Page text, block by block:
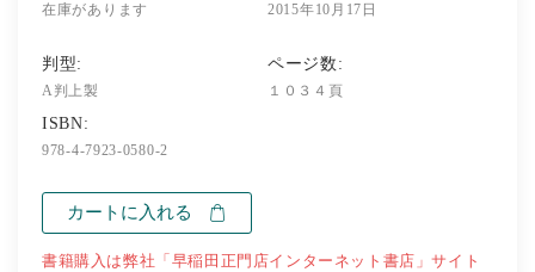
在庫があります 2015年10月17日
判型:
A判上製
ページ数:
１０３４頁
ISBN:
978-4-7923-0580-2
カートに入れる
書籍購入は弊社「早稲田正門店インターネット書店」サイト